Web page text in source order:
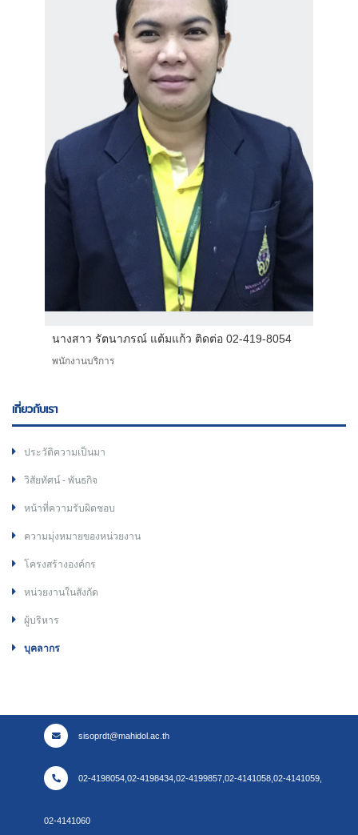
นางสาว รัตนาภรณ์ แต้มแก้ว ติดต่อ 02-419-8054
พนักงานบริการ
เกี่ยวกับเรา
ประวัติความเป็นมา
วิสัยทัศน์ - พันธกิจ
หน้าที่ความรับผิดชอบ
ความมุ่งหมายของหน่วยงาน
โครงสร้างองค์กร
หน่วยงานในสังกัด
ผู้บริหาร
บุคลากร
sisoprdt@mahidol.ac.th
02-4198054,02-4198434,02-4199857,02-4141058,02-4141059,
02-4141060